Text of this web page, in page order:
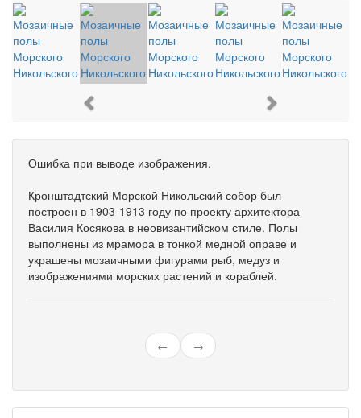
Ошибка при выводе изображения.
Кронштадтский Морской Никольский собор был
построен в 1903-1913 году по проекту архитектора
Василия Косякова в неовизантийском стиле. Полы
выполнены из мрамора в тонкой медной оправе и
украшены мозаичными фигурами рыб, медуз и
изображениями морских растений и кораблей.
← →